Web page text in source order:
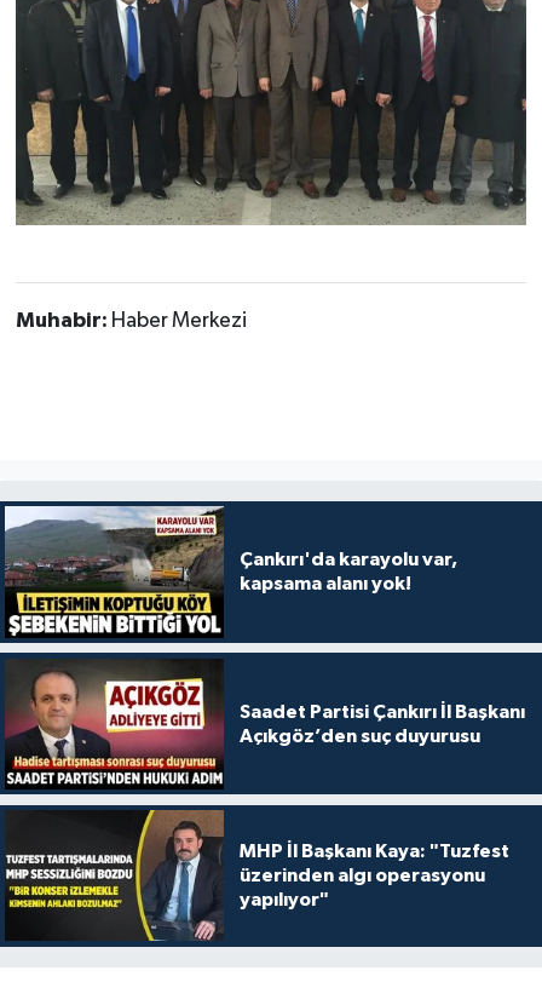
Muhabir: Haber Merkezi
Çankırı'da karayolu var,
kapsama alanı yok!
Saadet Partisi Çankırı İl Başkanı
Açıkgöz’den suç duyurusu
MHP İl Başkanı Kaya: "Tuzfest
üzerinden algı operasyonu
yapılıyor"